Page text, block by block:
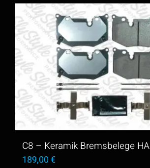
C8 – Keramik Bremsbelege HA
189,00€